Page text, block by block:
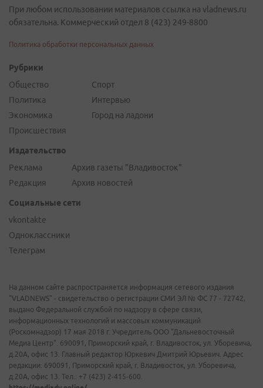
При любом использовании материалов ссылка на vladnews.ru
обязательна. Коммерческий отдел 8 (423) 249-8800
Политика обработки персональных данных
Рубрики
Общество
Политика
Экономика
Происшествия
Спорт
Интервью
Город на ладони
Издательство
Реклама
Редакция
Архив газеты "Владивосток"
Архив новостей
Социальные сети
vkontakte
Одноклассники
Телеграм
На данном сайте распространяется информация сетевого издания
"VLADNEWS" - свидетельство о регистрации СМИ ЭЛ № ФС 77 - 72742,
выдано Федеральной службой по надзору в сфере связи,
информационных технологий и массовых коммуникаций
(Роскомнадзор) 17 мая 2018 г. Учредитель ООО "Дальневосточный
Медиа Центр". 690091, Приморский край, г. Владивосток, ул. Уборевича,
д.20А, офис 13. Главный редактор Юркевич Дмитрий Юрьевич. Адрес
редакции: 690091, Приморский край, г. Владивосток, ул. Уборевича,
д.20А, офис 13. Тел.: +7 (423) 2-415-600.